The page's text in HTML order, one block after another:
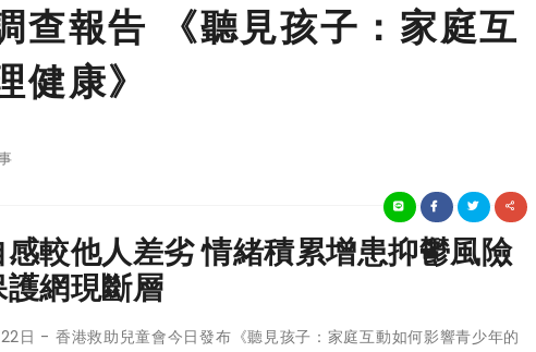
查報告 《聽見孩子：家庭互
康》
較他人差劣 情緒積累增患抑鬱風險
網現斷層
日 - 香港救助兒童會今日發布《聽見孩子：家庭互動如何影響青少年的